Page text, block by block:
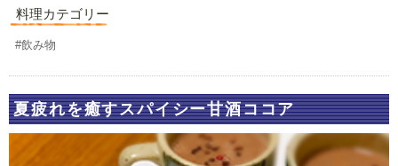
料理カテゴリー
#飲み物
夏疲れを癒すスパイシー甘酒ココア